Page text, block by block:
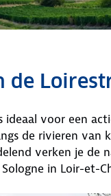
de
ideaal voor een
de rivieren van
verken je de
in Loir-et-